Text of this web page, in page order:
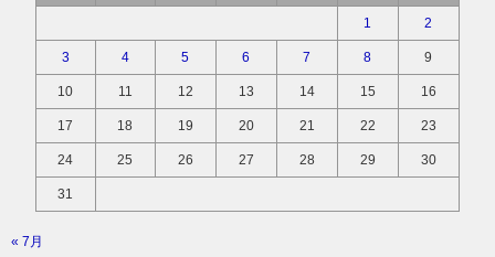
1 2
3 4 5 6 7 8 9
10 11 12 13 14 15 16
17 18 19 20 21 22 23
24 25 26 27 28 29 30
31
« 7月